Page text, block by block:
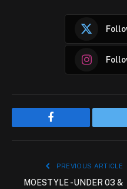
Facebook
PREVIOUS ARTICLE
MOESTYLE -UNDER 03 &